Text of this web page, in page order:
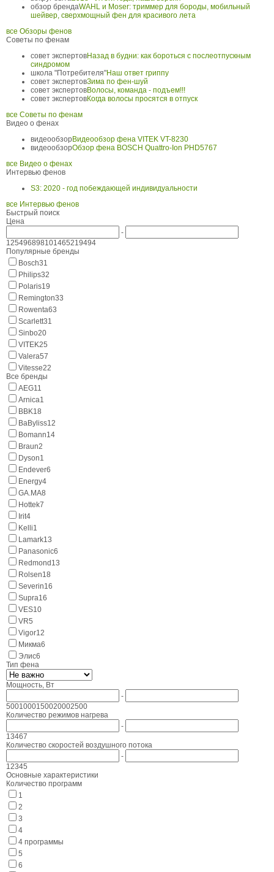
обзор брендаWAHL и Moser: триммер для бороды, мобильный
шейвер, сверхмощный фен для красивого лета
все Обзоры фенов
Советы по фенам
совет экспертовНазад в будни: как бороться с послеотпускным
синдромом
школа "Потребителя"Наш ответ гриппу
совет экспертовЗима по фен-шуй
совет экспертовВолосы, команда - подъем!!!
совет экспертовКогда волосы просятся в отпуск
все Советы по фенам
Видео о фенах
видеообзорВидеообзор фена VITEK VT-8230
видеообзорОбзор фена BOSCH Quattro-Ion PHD5767
все Видео о фенах
Интервью фенов
S3: 2020 - год побеждающей индивидуальности
все Интервью фенов
Быстрый поиск
Цена
-
125496898101465219494
Популярные бренды
Bosch31
Philips32
Polaris19
Remington33
Rowenta63
Scarlett31
Sinbo20
VITEK25
Valera57
Vitesse22
Все бренды
AEG11
Arnica1
BBK18
BaByliss12
Bomann14
Braun2
Dyson1
Endever6
Energy4
GA.MA8
Hottek7
Irit4
Kelli1
Lamark13
Panasonic6
Redmond 13
Rolsen18
Severin16
Supra16
VES10
VR5
Vigor12
Микма6
Элис6
Тип фена
Мощность, Вт
-
5001000150020002500
Количество режимов нагрева
-
13467
Количество скоростей воздушного потока
-
12345
Основные характеристики
Количество программ
1
2
3
4
4 программы
5
6